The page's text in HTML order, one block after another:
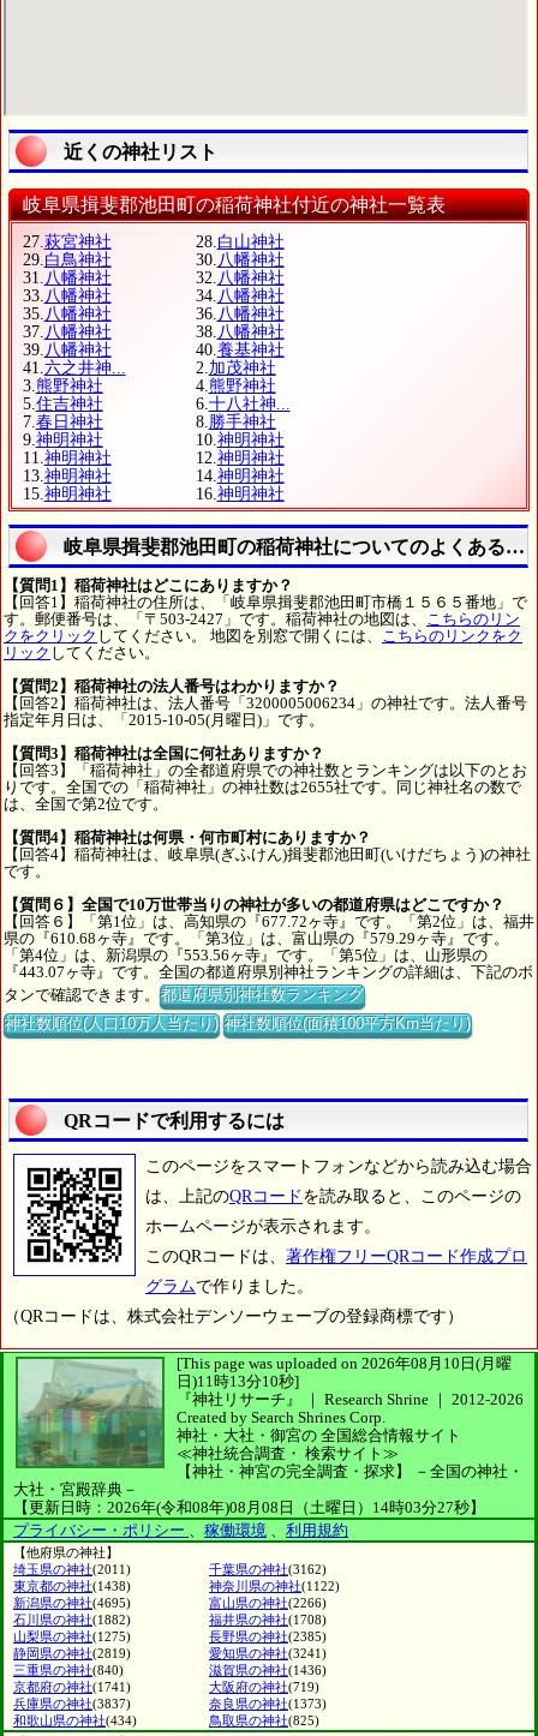
近くの神社リスト
岐阜県揖斐郡池田町の稲荷神社付近の神社一覧表
27.萩宮神社 28.白山神社
29.白鳥神社 30.八幡神社
31.八幡神社 32.八幡神社
33.八幡神社 34.八幡神社
35.八幡神社 36.八幡神社
37.八幡神社 38.八幡神社
39.八幡神社 40.養基神社
41.六之井神... 2.加茂神社
3.熊野神社 4.熊野神社
5.住吉神社 6.十八社神...
7.春日神社 8.勝手神社
9.神明神社 10.神明神社
11.神明神社 12.神明神社
13.神明神社 14.神明神社
15.神明神社 16.神明神社
岐阜県揖斐郡池田町の稲荷神社についてのよくある質
【質問1】稲荷神社はどこにありますか？
【回答1】稲荷神社の住所は、「岐阜県揖斐郡池田町市橋１５６５番地」で
す。郵便番号は、「〒503-2427」です。稲荷神社の地図は、 こちらのリン
クをクリック してください。 地図を別窓で開くには、 こちらのリンクをク
リック してください。
【質問2】稲荷神社の法人番号はわかりますか？
【回答2】稲荷神社は、法人番号「3200005006234」の神社です。法人番号
指定年月日は、「2015-10-05(月曜日)」です。
【質問3】稲荷神社は全国に何社ありますか？
【回答3】「稲荷神社」の全都道府県での神社数とランキングは以下のとお
りです。全国での「稲荷神社」の神社数は2655社です。同じ神社名の数で
は、全国で第2位です。
【質問4】稲荷神社は何県・何市町村にありますか？
【回答4】稲荷神社は、岐阜県(ぎふけん)揖斐郡池田町(いけだちょう)の神社
です。
【質問６】全国で10万世帯当りの神社が多いの都道府県はどこですか？
【回答６】「第1位」は、高知県の『677.72ヶ寺』です。「第2位」は、福井
県の『610.68ヶ寺』です。「第3位」は、富山県の『579.29ヶ寺』です。
「第4位」は、新潟県の『553.56ヶ寺』です。「第5位」は、山形県の
『443.07ヶ寺』です。全国の都道府県別神社ランキングの詳細は、下記のボ
タンで確認できます。都道府県別神社数ランキング
神社数順位(人口10万人当たり) 神社数順位(面積100平方Km当たり)
QRコードで利用するには
このページをスマートフォンなどから読み込む場合
は、上記のQRコード を読み取ると、このページの
ホームページが表示されます。
このQRコードは、 著作権フリーQRコード作成プロ
グラムで作りました。
（QRコードは、株式会社デンソーウェーブの登録商標です）
[This page was uploaded on 2026年08月10日(月曜
日)11時13分10秒]
『神社リサーチ』 ｜ Research Shrine ｜ 2012-2026
Created by Search Shrines Corp.
神社・大社・御宮の 全国総合情報サイト
≪神社統合調査・ 検索サイト≫
【神社・神宮の完全調査・探求】
－全国の神社・
大社・宮殿辞典－
【更新日時：2026年(令和08年)08月08日（土曜日）14時03分27秒】
プライバシー・ポリシー 、 稼働環境 、 利用規約
【他府県の神社】
埼玉県の神社(2011) 千葉県の神社(3162)
東京都の神社(1438) 神奈川県の神社(1122)
新潟県の神社(4695) 富山県の神社(2266)
石川県の神社(1882) 福井県の神社(1708)
山梨県の神社(1275) 長野県の神社(2385)
静岡県の神社(2819) 愛知県の神社(3241)
三重県の神社(840) 滋賀県の神社(1436)
京都府の神社(1741) 大阪府の神社(719)
兵庫県の神社(3837) 奈良県の神社(1373)
和歌山県の神社(434) 鳥取県の神社(825)